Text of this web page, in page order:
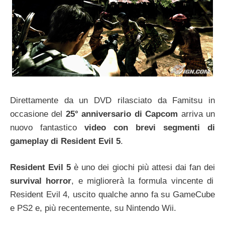
Direttamente da un DVD rilasciato da Famitsu in
occasione del 25° anniversario di Capcom arriva un
nuovo fantastico video con brevi segmenti di
gameplay di Resident Evil 5.
Resident Evil 5 è uno dei giochi più attesi dai fan dei
survival horror, e migliorerà la formula vincente di
Resident Evil 4, uscito qualche anno fa su GameCube
e PS2 e, più recentemente, su Nintendo Wii.